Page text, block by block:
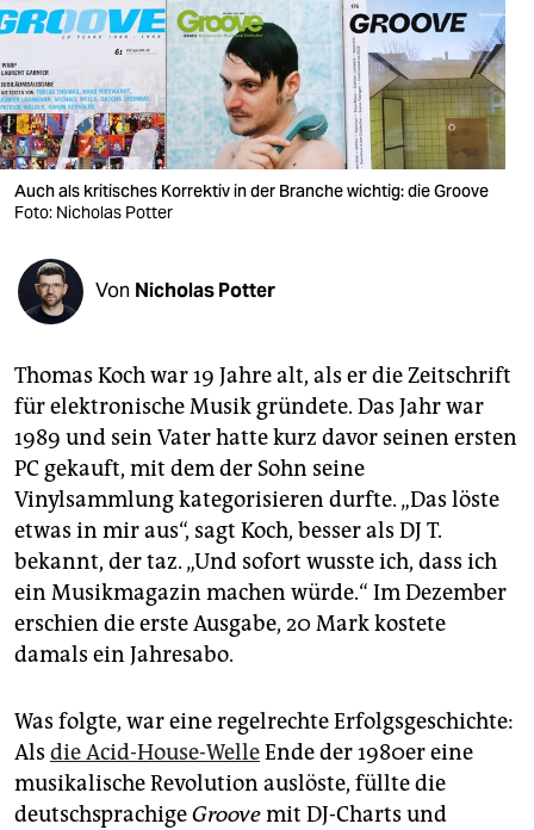
nord
wahrheit
verlag
verlag
veranstaltungen
shop
fragen & hilfe
unterstützen
abo
genossenschaft
epaper login
Auch als kritisches Korrektiv in der Branche wichtig: die Groove
Foto: Nicholas Potter
Von Nicholas Potter
Thomas Koch war 19 Jahre alt, als er die Zeitschrift
für elektronische Musik gründete. Das Jahr war
1989 und sein Vater hatte kurz davor seinen ersten
PC gekauft, mit dem der Sohn seine
Vinylsammlung kategorisieren durfte. „Das löste
etwas in mir aus“, sagt Koch, besser als DJ T.
bekannt, der taz. „Und sofort wusste ich, dass ich
ein Musikmagazin machen würde.“ Im Dezember
erschien die erste Ausgabe, 20 Mark kostete
damals ein Jahresabo.
Was folgte, war eine regelrechte Erfolgsgeschichte:
Als die Acid-House-WelleEnde der 1980er eine
musikalische Revolution auslöste, füllte die
deutschsprachigeGroovemit DJ-Charts und